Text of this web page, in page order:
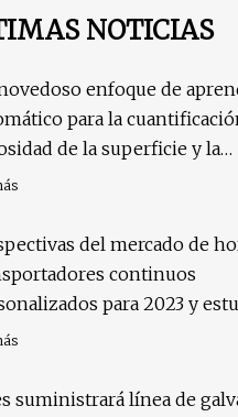
NOTICIAS
enfoque de
para la
de la superficie y la
del molde
del mercado de
continuos
para 2023 y
jugadores
suministrará línea de